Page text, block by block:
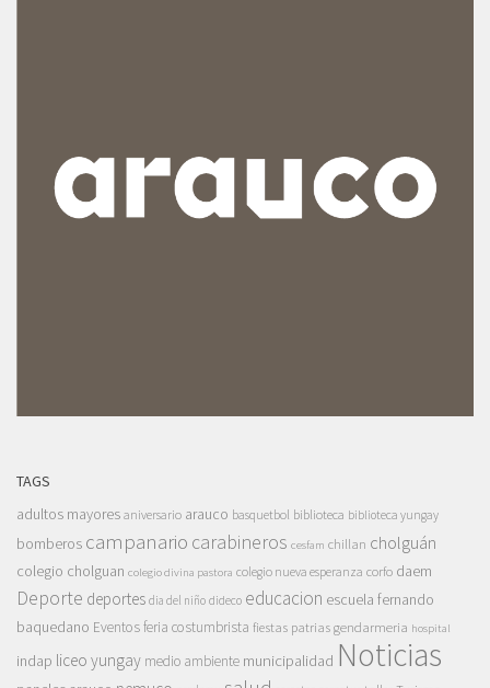
TAGS
adultos mayores aniversario arauco basquetbol biblioteca biblioteca yungay
bomberos campanario carabineros cesfam chillan cholguán
colegio cholguan colegio divina pastora colegio nueva esperanza corfo daem
Deporte deportes dia del niño dideco educacion escuela fernando
baquedano Eventosferia costumbrista fiestas patrias gendarmeria hospital
indap liceo yungay medio ambiente municipalidad Noticias